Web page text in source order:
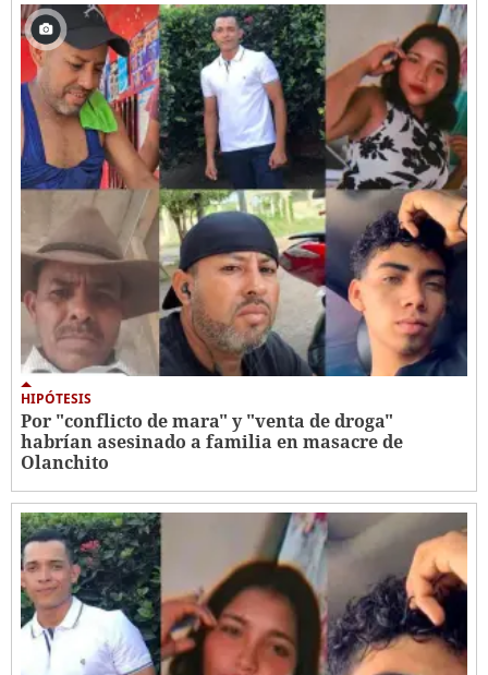
HIPÓTESIS
Por "conflicto de mara" y "venta de droga"
habrían asesinado a familia en masacre de
Olanchito